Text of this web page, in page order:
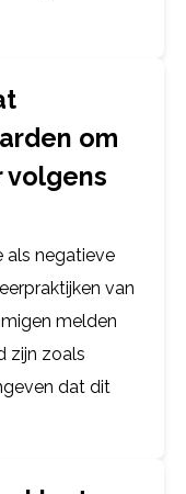
om
volgens
als negatieve
van
melden
zijn zoals
dat dit